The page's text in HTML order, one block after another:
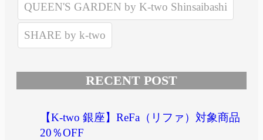
QUEEN'S GARDEN by K-two Shinsaibashi
SHARE by k-two
RECENT POST
【K-two 銀座】ReFa（リファ）対象商品
20％OFF